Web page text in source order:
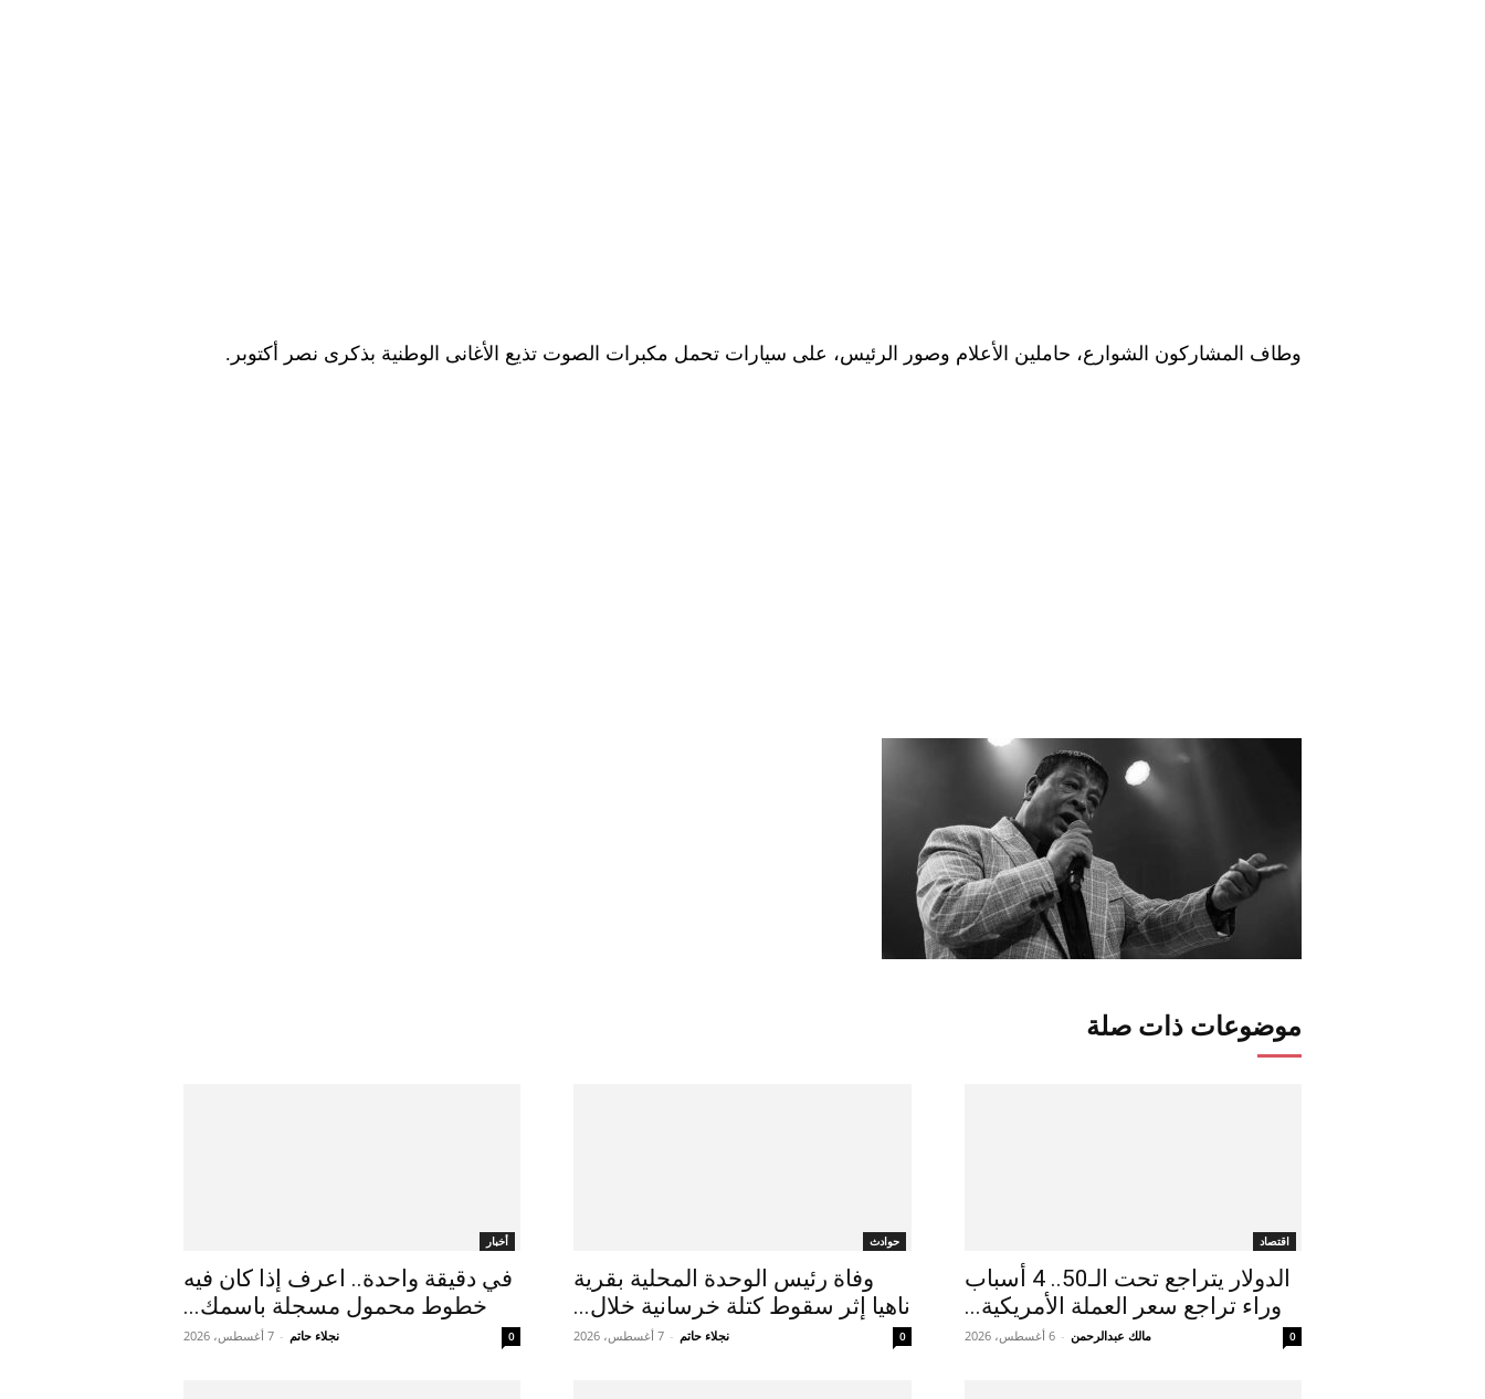
وطاف المشاركون الشوارع، حاملين الأعلام وصور الرئيس، على سيارات تحمل مكبرات الصوت تذيع الأغانى الوطنية بذكرى نصر أكتوبر.
موضوعات ذات صلة
أخبار
في دقيقة واحدة.. اعرف إذا كان فيه
خطوط محمول مسجلة باسمك...
نجلاء حاتم - 7 أغسطس، 2026 0
حوادث
وفاة رئيس الوحدة المحلية بقرية
ناهيا إثر سقوط كتلة خرسانية خلال...
نجلاء حاتم - 7 أغسطس، 2026 0
اقتصاد
الدولار يتراجع تحت الـ50.. 4 أسباب
وراء تراجع سعر العملة الأمريكية...
مالك عبدالرحمن - 6 أغسطس، 2026 0